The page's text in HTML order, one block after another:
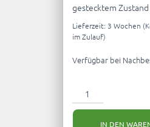
gestecktem Zustand
Lieferzeit: 3 Wochen
im Zulauf)
Verfügbar bei
indielux
Gummi
IN DEN